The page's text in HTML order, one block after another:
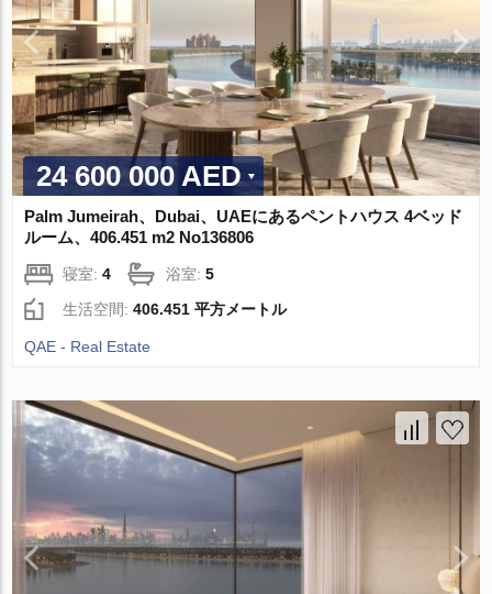
24 600 000 AED
Palm Jumeirah、Dubai、UAEにあるペントハウス 4ベッド
ルーム、406.451 m2 No136806
寝室:4 浴室:5
生活空間:406.451 平方メートル
QAE - Real Estate